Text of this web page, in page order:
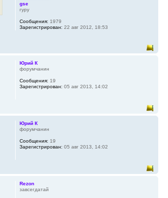
gse
гуру
Сообщения: 1979
Зарегистрирован: 22 авг 2012, 18:53
Юрий К
форумчанин
Сообщения: 19
Зарегистрирован: 05 авг 2013, 14:02
Юрий К
форумчанин
Сообщения: 19
Зарегистрирован: 05 авг 2013, 14:02
Rezon
завсегдатай